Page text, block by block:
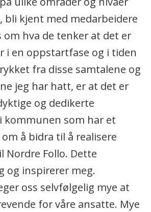
bli kjent med medarbeidere
om hva de tenker at det er
i en oppstartfase og i tiden
fra disse samtalene og
jeg har hatt, er at det er
og dedikerte
kommunen som har et
å bidra til å realisere
Nordre Follo. Dette
og inspirerer meg.
oss selvfølgelig mye at
for våre ansatte. Mye